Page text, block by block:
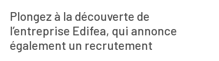
Plongez à la découverte de
l’entreprise Edifea, qui annonce
également un recrutement